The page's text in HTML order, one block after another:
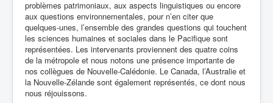
problèmes patrimoniaux, aux aspects linguistiques ou encore
aux questions environnementales, pour n’en citer que
quelques-unes, l’ensemble des grandes questions qui touchent
les sciences humaines et sociales dans le Pacifique sont
représentées. Les intervenants proviennent des quatre coins
de la métropole et nous notons une présence importante de
nos collègues de Nouvelle-Calédonie. Le Canada, l’Australie et
la Nouvelle-Zélande sont également représentés, ce dont nous
nous réjouissons.